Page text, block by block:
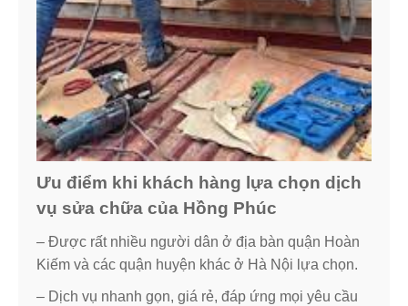
Ưu điểm khi khách hàng lựa chọn dịch
vụ sửa chữa của Hồng Phúc
– Được rất nhiều người dân ở địa bàn quận Hoàn
Kiếm và các quận huyện khác ở Hà Nội lựa chọn.
– Dịch vụ nhanh gọn, giá rẻ, đáp ứng mọi yêu cầu